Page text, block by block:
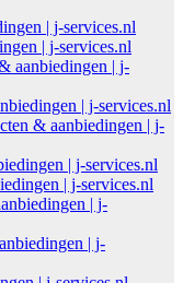
| j-services.nl
| j-services.nl
aanbiedingen | j-
| j-services.nl
& aanbiedingen | j-
| j-services.nl
| j-services.nl
| j-
| j-